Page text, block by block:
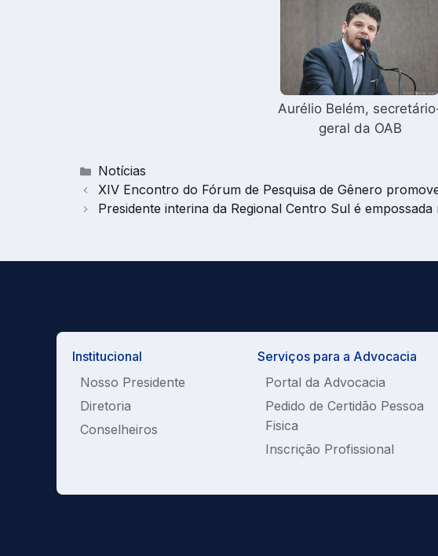
Aurélio Belém,
geral da OAB
Categorias
Notícias
XIV Encontro do Fórum de Pesquisa de Gênero
Presidente interina da Regional Centro Sul é empossada
Institucional
Nosso Presidente
Diretoria
Conselheiros
Serviços para a Advocacia
Portal da Advocacia
Pedido de Certidão Pessoa
Fisica
Inscrição Profissional